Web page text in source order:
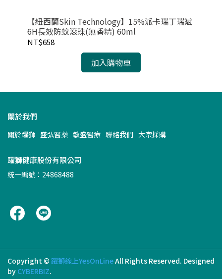
【紐西蘭Skin Technology】15%派卡瑞丁瑞斌
6H長效防蚊滾珠(無香精) 60ml
NT$658
加入購物車
關於我們
關於躍獅 盛弘醫藥 敏盛醫療 聯絡我們 大宗採購
躍獅健康股份有限公司
統一編號：24868488
Copyright © 躍獅線上YesOnLineAll Rights Reserved. Designed
by CYBERBIZ.